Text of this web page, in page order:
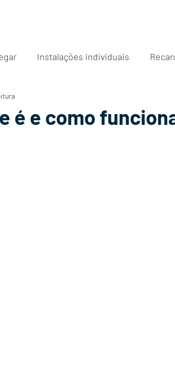
Instalações individuais
é e como